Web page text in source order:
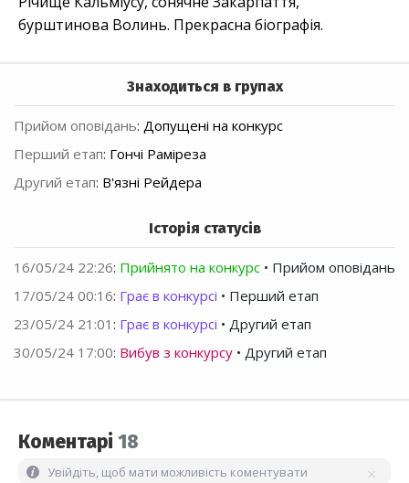
бурштинова Волинь. Прекрасна біографія.
Знаходиться в групах
Прийом оповідань: Допущені на конкурс
Перший етап: Гончі Раміреза
Другий етап: В'язні Рейдера
Історія статусів
16/05/24 22:26: Прийнято на конкурс • Прийом оповідань
17/05/24 00:16: Грає в конкурсі • Перший етап
23/05/24 21:01 : Грає в конкурсі • Другий етап
30/05/24 17:00: Вибув з конкурсу • Другий етап
Коментарі 18
Увійдіть, щоб мати можливість коментувати